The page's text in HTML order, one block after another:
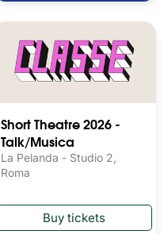
Short Theatre 2026 -
Talk/Musica
La Pelanda - Studio 2,
Roma